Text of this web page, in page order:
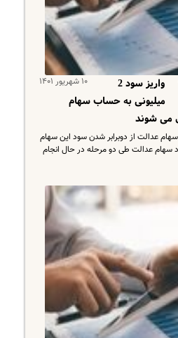
۱۰ شهریور ۱۴۰۱
واریز سود 2
میلیونی به حساب سهام
می شوند
عدالت از دو‌برابر شدن سود این سهام
عدالت طی دو مرحله در حال انجام